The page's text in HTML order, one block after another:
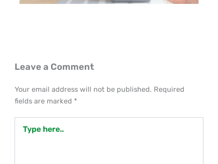
Leave a Comment
Your email address will not be published. Required
fields are marked *
here..